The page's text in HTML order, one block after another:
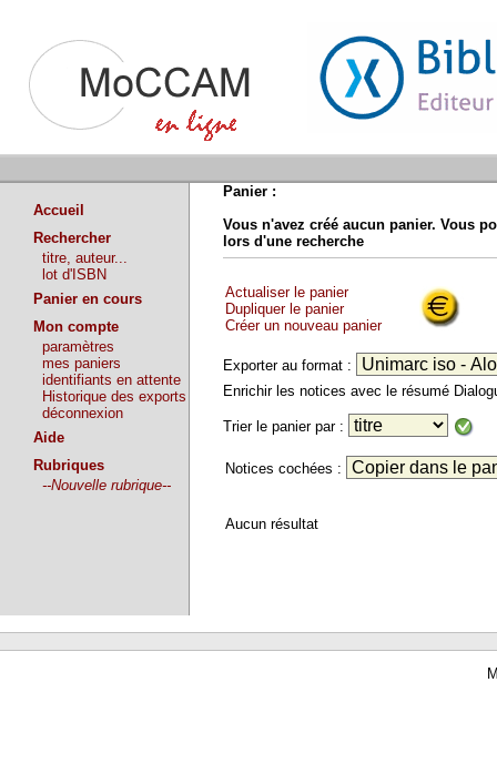
Accueil
Rechercher
titre, auteur...
lot d'ISBN
Panier en cours
Mon compte
paramètres
mes paniers
identifiants en attente
Historique des exports
déconnexion
Aide
Rubriques
--Nouvelle rubrique--
Panier :
Vous n'avez créé aucun panier. Vous
lors d'une recherche
Actualiser le panier
Dupliquer le panier
Créer un nouveau panier
Exporter au format :
Enrichir les notices avec le résumé
Trier le panier par :
Notices cochées :
Aucun résultat